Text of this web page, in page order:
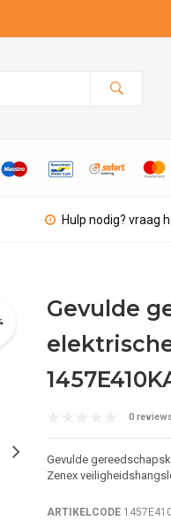
Hulp nodig? vraag
Gevulde
0
Gevulde
Zenex
ARTIKELCODE